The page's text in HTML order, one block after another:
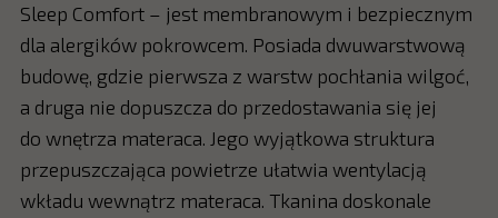
Sleep Comfort – jest membranowym i bezpiecznym
dla alergików pokrowcem. Posiada dwuwarstwową
budowę, gdzie pierwsza z warstw pochłania wilgoć,
a druga nie dopuszcza do przedostawania się jej
do wnętrza materaca. Jego wyjątkowa struktura
przepuszczająca powietrze ułatwia wentylacją
wkładu wewnątrz materaca. Tkanina doskonale